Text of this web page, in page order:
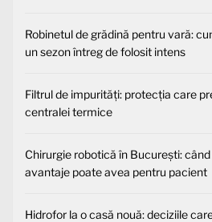
Robinetul de grădină pentru vară:
un sezon întreg de folosit intens
Filtrul de impurități: protecția care
centralei termice
Chirurgie robotică în București:
avantaje poate avea pentru pacient
Hidrofor la o casă nouă: deciziile